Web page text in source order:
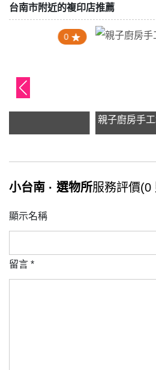
台南市附近的複印店推薦
小台南 · 選物所服務評價(0
顯示名稱
留言 *